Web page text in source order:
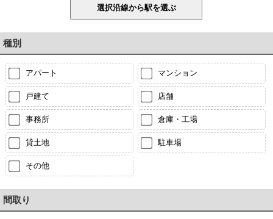
種別
アパート マンション
戸建て 店舗
事務所 倉庫・工場
貸土地 駐車場
その他
間取り